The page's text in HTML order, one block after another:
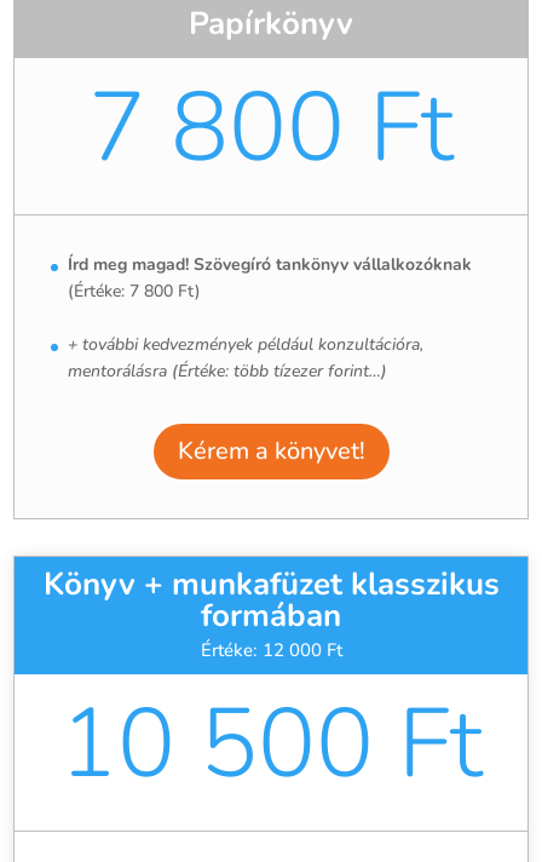
Papírkönyv
7 800 Ft
Írd meg magad! Szövegíró tankönyv vállalkozóknak
(Értéke: 7 800 Ft)
+ további kedvezmények például konzultációra,
mentorálásra (Értéke: több tízezer forint…)
Kérem a könyvet!
Könyv + munkafüzet klasszikus
formában
Értéke: 12 000 Ft
10 500 Ft